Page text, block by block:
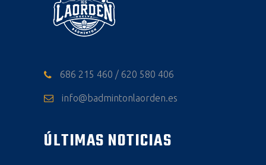
686 215 460 / 620 580 406
info@badmintonlaorden.es
ÚLTIMAS NOTICIAS